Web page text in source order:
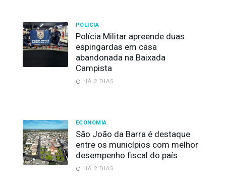
POLÍCIA
Polícia Militar apreende duas
espingardas em casa
abandonada na Baixada
Campista
HÁ 2 DIAS
ECONOMIA
São João da Barra é destaque
entre os municípios com melhor
desempenho fiscal do país
HÁ 2 DIAS